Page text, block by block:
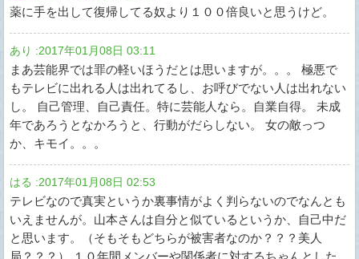
薬に手を出して復帰してる奴より１００倍良いと思うけど。
あり :2017年01月08日 03:11
まあ芸能界では罪の軽いほうだとは思いますが。。。 極悪で
もテレビに出れる人は出れてるし、お呼びでない人は出れない
し。 自己管理、自己責任。特に芸能人なら。自業自得。 未成
年であろうとなかろうと、行動がだらしない。 女の敵っつ
か、キモイ。。。
はる :2017年01月08日 02:53
テレビなので真実というか裏事情がよく判らないのでなんとも
いえませんが。山本さんは自分と似ているというか、自己中だ
と思います。（そもそもどちらが被害者なのか？？？美人
局？？？） １０年間メンバーや関係者に対するちゃんとした